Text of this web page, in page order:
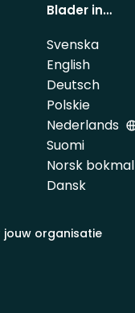
Blader in…
Svenska
English
Deutsch
Polskie
Nederlands
Suomi
Norsk bokmal
Dansk
organisatie